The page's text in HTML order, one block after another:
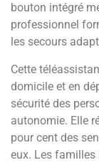
bouton intégré
professionnel
les secours
Cette
domicile et en
sécurité des
autonomie. Elle
pour cent des
eux. Les